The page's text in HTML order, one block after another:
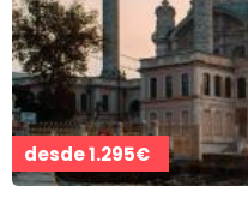
desde1.295€